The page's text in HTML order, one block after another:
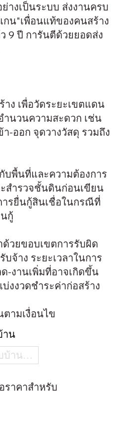
ง เพื่อวัดระยะเขตแดน
นวนความสะดวก เช่น
-ออก จุดวางวัสดุ รวมถึง
บพื้นที่และความต้องการ
สำรวจชั้นดินก่อนเขียน
ารยื่นกู้สินเชื่อในกรณีที่
กู้
วยขอบเขตการรับผิด
จ้าง ระยะเวลาในการ
-งานเพิ่มที่อาจเกิดขึ้น
งงวดชำระค่าก่อสร้าง
ามเงื่อนไข
าน
ราคาสำหรับ
างเป็นระบบ ส่งงานครบ
น"เพื่อนแท้ของคนสร้าง
9 ปี การันตีด้วยยอดส่ง